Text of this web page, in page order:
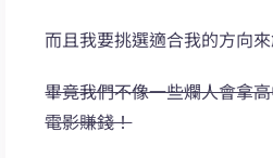
而且我要挑選適合我的方向來
畢竟我們不像一些爛人會拿
電影賺錢！